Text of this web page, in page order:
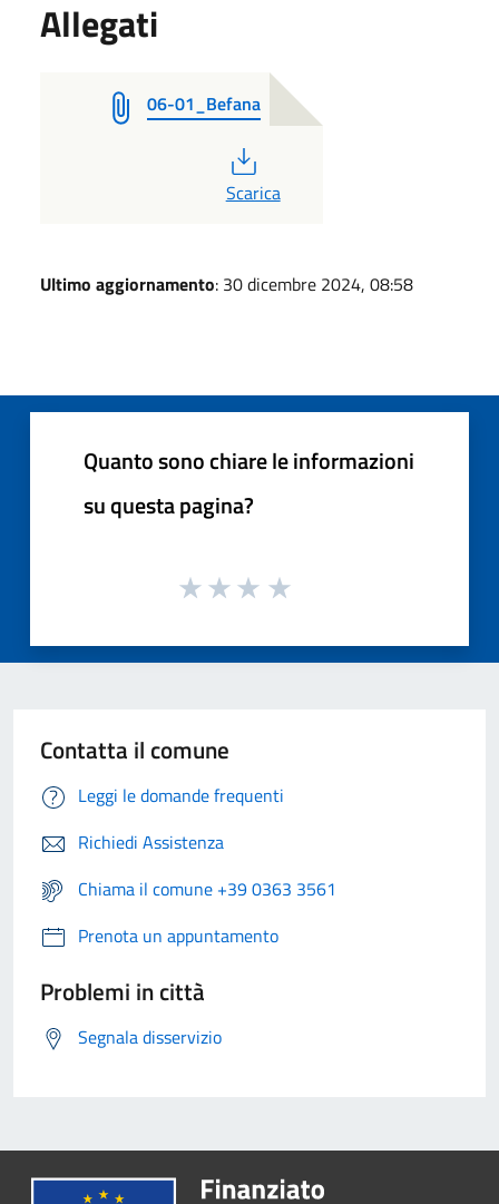
Allegati
06-01_Befana
PDF
Scarica
Ultimo aggiornamento: 30 dicembre 2024, 08:58
Quanto sono chiare le informazioni
su questa pagina?
Contatta il comune
Leggi le domande frequenti
Richiedi Assistenza
Chiama il comune +39 0363 3561
Prenota un appuntamento
Problemi in città
Segnala disservizio